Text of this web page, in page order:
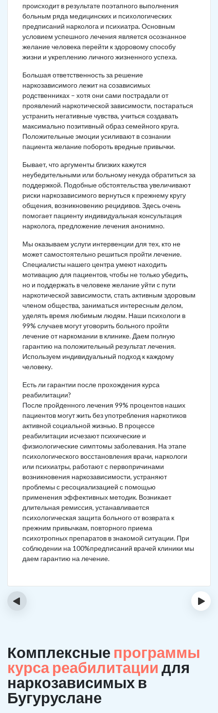
происходит в результате поэтапного выполнения
больным ряда медицинских и психологических
предписаний нарколога и психиатра. Основным
условием успешного лечения является осознанное
желание человека перейти к здоровому способу
жизни и укреплению личного жизненного успеха.
Большая ответственность за решение
наркозависимого лежит на созависимых
родственниках – хотя они сами пострадали от
проявлений наркотической зависимости, постараться
устранить негативные чувства, учиться создавать
максимально позитивный образ семейного круга.
Положительные эмоции усиливают в сознании
пациента желание побороть вредные привычки.
Бывает, что аргументы близких кажутся
неубедительными или больному некуда обратиться за
поддержкой. Подобные обстоятельства увеличивают
риски наркозависимого вернуться к прежнему кругу
общения, возникновению рецидивов. Здесь очень
помогает пациенту индивидуальная консультация
нарколога, предложение лечения анонимно.
Мы оказываем услуги интервенции для тех, кто не
может самостоятельно решиться пройти лечение.
Специалисты нашего центра умеют находить
мотивацию для пациентов, чтобы не только убедить,
но и поддержать в человеке желание уйти с пути
наркотической зависимости, стать активным здоровым
членом общества, заниматься интересным делом,
уделять время любимым людям. Наши психологи в
99% случаев могут уговорить больного пройти
лечение от наркомании в клинике. Даем полную
гарантию на положительный результат лечения.
Используем индивидуальный подход к каждому
человеку.
Есть ли гарантии после прохождения курса
реабилитации?
После пройденного лечения 99% процентов наших
пациентов могут жить без употребления наркотиков
активной социальной жизнью. В процессе
реабилитации исчезают психические и
физиологические симптомы заболевания. На этапе
психологического восстановления врачи, наркологи
или психиатры, работают с первопричинами
возникновения наркозависимости, устраняют
проблемы с ресоциализацией с помощью
применения эффективных методик. Возникает
длительная ремиссия, устанавливается
психологическая защита больного от возврата к
прежним привычкам, повторного приема
психотропных препаратов в знакомой ситуации. При
соблюдении на 100%предписаний врачей клиники мы
даем гарантию на лечение.
‹ ›
Комплексные программы
курса реабилитации для
наркозависимых в
Бугуруслане